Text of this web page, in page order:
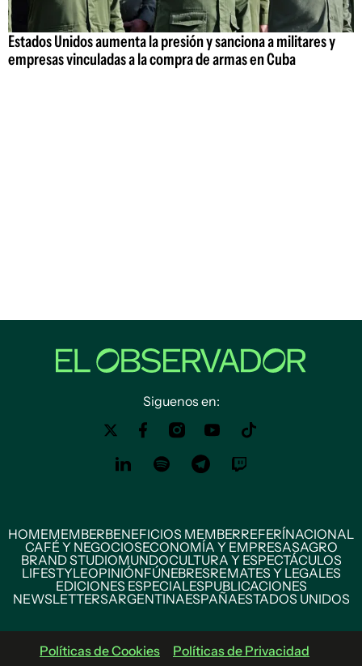
Estados Unidos aumenta la presión y sanciona a militares y
empresas vinculadas a la compra de armas en Cuba
Siguenos en:
HOMEMEMBERBENEFICIOS MEMBERREFERÍNACIONAL
CAFÉ Y NEGOCIOSECONOMÍA Y EMPRESASAGRO
BRAND STUDIOMUNDOCULTURA Y ESPECTÁCULOS
LIFESTYLEOPINIÓNFÚNEBRESREMATES Y LEGALES
EDICIONES ESPECIALESPUBLICACIONES
NEWSLETTERSARGENTINAESPAÑAESTADOS UNIDOS
Políticas de Cookies Políticas de Privacidad